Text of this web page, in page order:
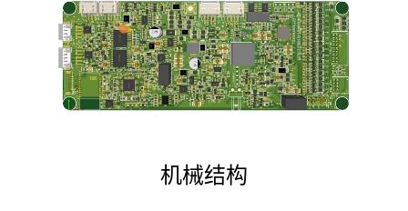
机械结构